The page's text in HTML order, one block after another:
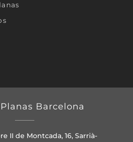
Barcelona
II de Montcada, 16, Sarrià-